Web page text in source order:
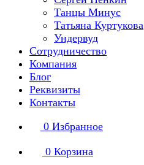
Танцы Минус
Татьяна Куртукова
Ундервуд
Сотрудничество
Компания
Блог
Реквизиты
Контакты
0 Избранное
0 Корзина